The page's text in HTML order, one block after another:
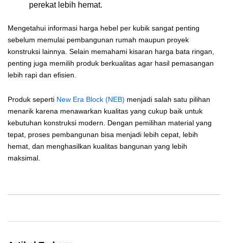
perekat lebih hemat.
Mengetahui informasi harga hebel per kubik sangat penting
sebelum memulai pembangunan rumah maupun proyek
konstruksi lainnya. Selain memahami kisaran harga bata ringan,
penting juga memilih produk berkualitas agar hasil pemasangan
lebih rapi dan efisien.
Produk seperti New Era Block (NEB) menjadi salah satu pilihan
menarik karena menawarkan kualitas yang cukup baik untuk
kebutuhan konstruksi modern. Dengan pemilihan material yang
tepat, proses pembangunan bisa menjadi lebih cepat, lebih
hemat, dan menghasilkan kualitas bangunan yang lebih
maksimal.